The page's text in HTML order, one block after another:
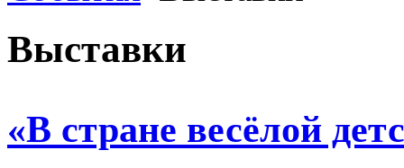
Выставки
«В стране весёлой